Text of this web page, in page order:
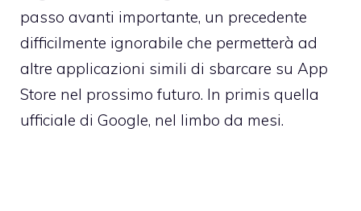
passo avanti importante, un precedente
difficilmente ignorabile che permetterà ad
altre applicazioni simili di sbarcare su App
Store nel prossimo futuro. In primis quella
ufficiale di Google, nel limbo da mesi.